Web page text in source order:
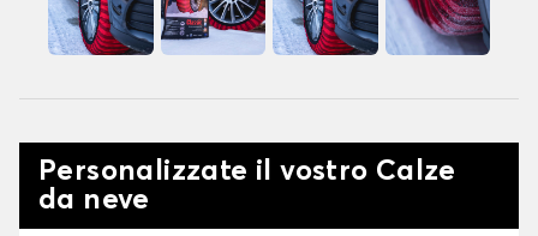
Personalizzate il vostro Calze
da neve